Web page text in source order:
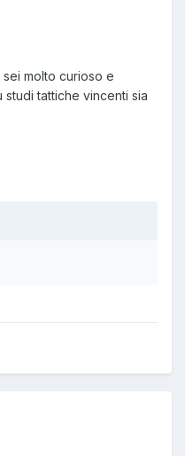
molto curioso e
tattiche vincenti sia